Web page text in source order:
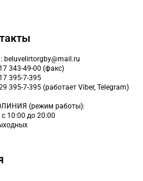
beluvelirtorgby@mail.ru
343-49-00 (факс)
395-7-395
395-7-395 (работает Viber, Telegram)
(режим работы):
с 10:00 до 20:00